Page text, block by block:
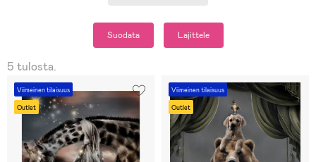
Suodata Lajittele
5 tulosta.
Viimeinen tilaisuus
Outlet
Viimeinen tilaisuus
Outlet